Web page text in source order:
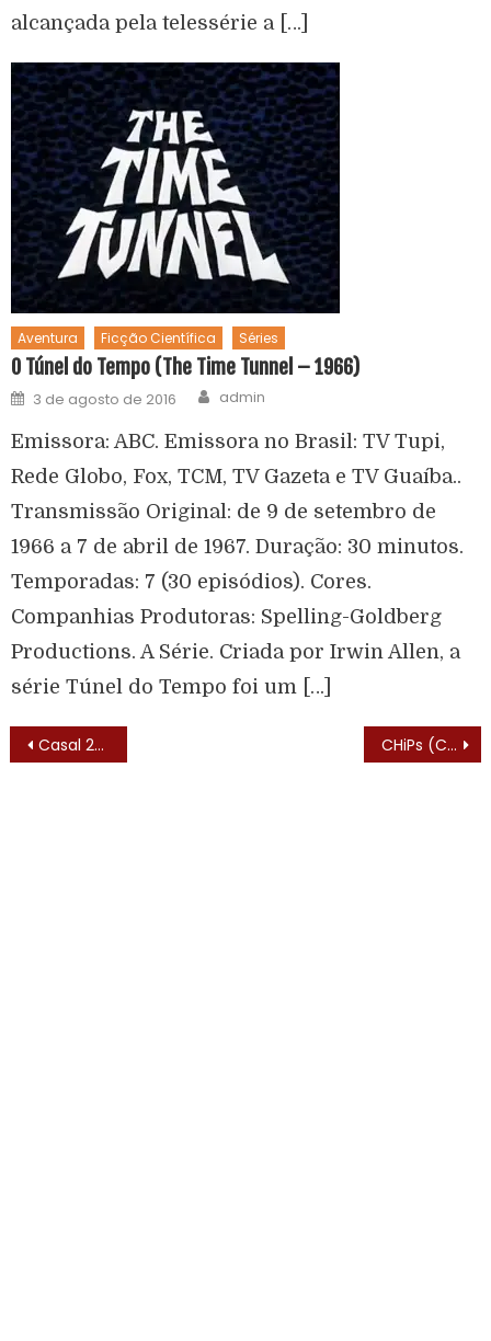
alcançada pela telessérie a […]
Aventura Ficção Científica Séries
O Túnel do Tempo (The Time Tunnel – 1966)
3 de agosto de 2016 admin
Emissora: ABC. Emissora no Brasil: TV Tupi,
Rede Globo, Fox, TCM, TV Gazeta e TV Guaíba..
Transmissão Original: de 9 de setembro de
1966 a 7 de abril de 1967. Duração: 30 minutos.
Temporadas: 7 (30 episódios). Cores.
Companhias Produtoras: Spelling-Goldberg
Productions. A Série. Criada por Irwin Allen, a
série Túnel do Tempo foi um […]
Casal 20 (Hart to Hart – 1979) – Elenco CHiPs (CHiPs – 1977) – Lista de Episódios